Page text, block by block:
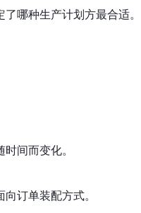
哪种生产计划方最合适。
间而变化。
订单装配方式。